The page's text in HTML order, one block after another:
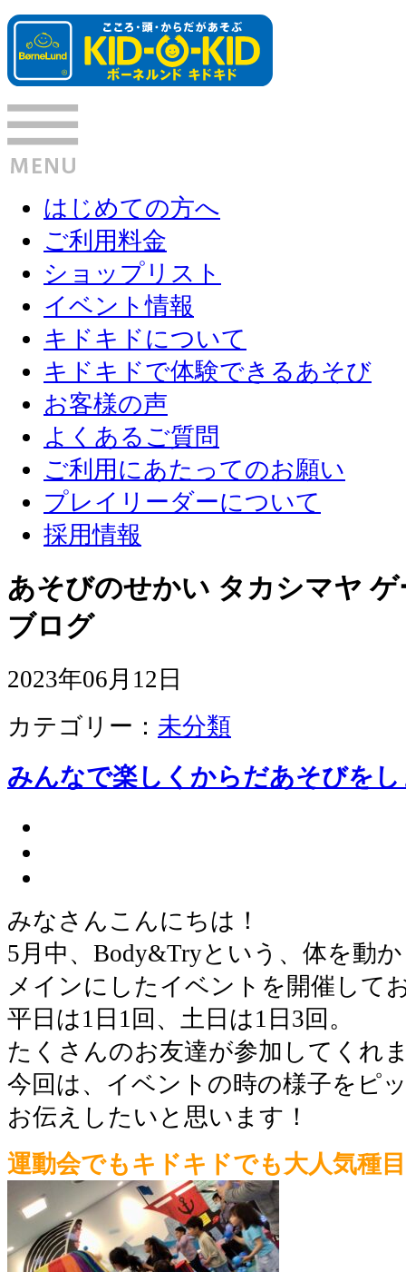
はじめての方へ
ご利用料金
ショップリスト
イベント情報
キドキドについて
キドキドで体験できるあそび
お客様の声
よくあるご質問
ご利用にあたってのお願い
プレイリーダーについて
採用情報
あそびのせかい タカシマヤ
ブログ
2023年06月12日
カテゴリー： 未分類
みんなで楽しくからだあそびを
みなさんこんにちは！
5月中、Body&Tryという、体を動
メインにしたイベントを開催して
平日は1日1回、土日は1日3回。
たくさんのお友達が参加してくれ
今回は、イベントの時の様子をピ
お伝えしたいと思います！
運動会でもキドキドでも大人気種